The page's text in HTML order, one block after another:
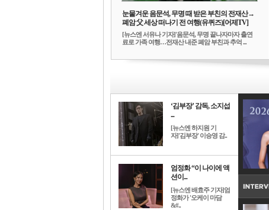
눈물겨운 음문석, 무명 때 받은 부친의 전재산→
폐암 父 세상 떠나기 전 여행(유퀴즈)[어제TV]
[뉴스엔 서유나 기자]'음문석, 무명 끝나자마자 출연
료로 가족 여행…전재산 내준 폐암 부친과 추억 ...
‘김부장’ 감독, 소지섭
...
[뉴스엔 하지원 기
자]'김부장' 이승영 감..
엄정화 “이 나이에 액
션이...
[뉴스엔 배효주 기자]엄
정화가 '오케이 마담
&#..